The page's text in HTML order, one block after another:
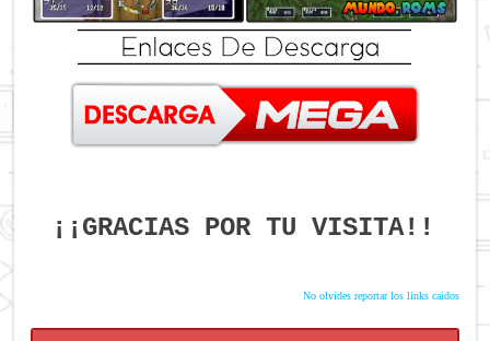
¡¡GRACIAS POR TU VISITA!!
No olvides reportar los links caidos